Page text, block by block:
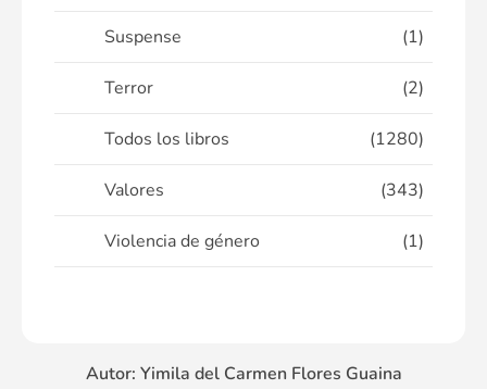
Suspense (1)
Terror (2)
Todos los libros (1280)
Valores (343)
Violencia de género (1)
Autor: Yimila del Carmen Flores Guaina